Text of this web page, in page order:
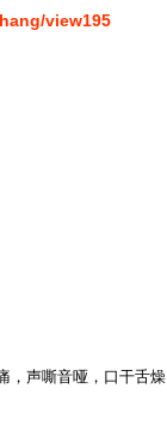
，声嘶音哑，口干舌